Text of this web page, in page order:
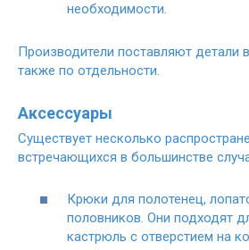
необходимости.
Производители поставляют детали
также по отдельности.
Аксессуары
Существует несколько
встречающихся в большинстве
Крюки для полотенец,
половников. Они подходят
кастрюль с отверстием на